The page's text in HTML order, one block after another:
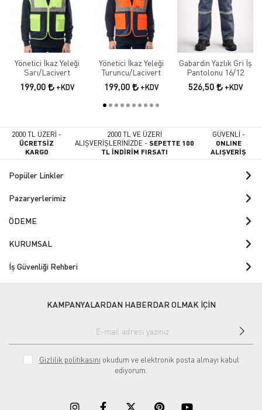
Yönetici İkaz Yeleği
Sarı/Lacivert
199,00 +KDV
Yönetici İkaz Yeleği
Turuncu/Lacivert
199,00 +KDV
Gabardin Yazlık Gri İş
Pantolonu 16/12
526,50 +KDV
2000 TL ÜZERİ -
ÜCRETSİZ
KARGO
2000 TL VE ÜZERİ
ALIŞVERİŞLERİNİZDE -SEPETTE 100
TL İNDİRİM FIRSATI
GÜVENLİ -
ONLINE
ALIŞVERİŞ
Popüler Linkler
Pazaryerlerimiz
ÖDEME
KURUMSAL
İş Güvenliği Rehberi
KAMPANYALARDAN HABERDAR OLMAK İÇİN
Gizlilik politikasını okudum ve elektronik posta almayı kabul
ediyorum.